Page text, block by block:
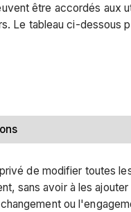
être accordés aux
Le tableau ci-dessous
de modifier toutes
sans avoir à les ajouter
ou